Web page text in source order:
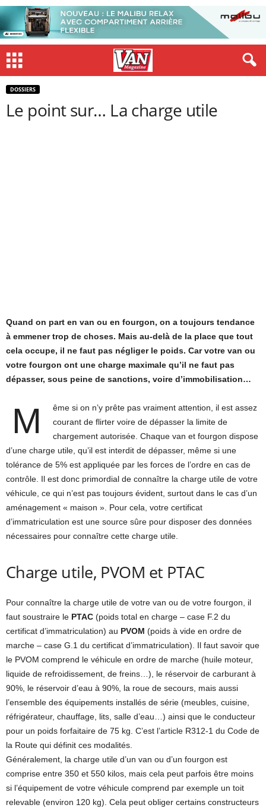
DOSSIERS
Le point sur… La charge utile
Quand on part en van ou en fourgon, on a toujours tendance
à emmener trop de choses. Mais au-delà de la place que tout
cela occupe, il ne faut pas négliger le poids. Car votre van ou
votre fourgon ont une charge maximale qu’il ne faut pas
dépasser, sous peine de sanctions, voire d’immobilisation…
M
ême si on n’y prête pas vraiment attention, il est assez
courant de flirter voire de dépasser la limite de
chargement autorisée. Chaque van et fourgon dispose
d’une charge utile, qu’il est interdit de dépasser, même si une
tolérance de 5% est appliquée par les forces de l’ordre en cas de
contrôle. Il est donc primordial de connaître la charge utile de votre
véhicule, ce qui n’est pas toujours évident, surtout dans le cas d’un
aménagement « maison ». Pour cela, votre certificat
d’immatriculation est une source sûre pour disposer des données
nécessaires pour connaître cette charge utile.
Charge utile, PVOM et PTAC
Pour connaître la charge utile de votre van ou de votre fourgon, il
faut soustraire le PTAC (poids total en charge – case F.2 du
certificat d’immatriculation) au PVOM (poids à vide en ordre de
marche – case G.1 du certificat d’immatriculation). Il faut savoir que
le PVOM comprend le véhicule en ordre de marche (huile moteur,
liquide de refroidissement, de freins…), le réservoir de carburant à
90%, le réservoir d’eau à 90%, la roue de secours, mais aussi
l’ensemble des équipements installés de série (meubles, cuisine,
réfrigérateur, chauffage, lits, salle d’eau…) ainsi que le conducteur
pour un poids forfaitaire de 75 kg. C’est l’article R312-1 du Code de
la Route qui définit ces modalités.
Généralement, la charge utile d’un van ou d’un fourgon est
comprise entre 350 et 550 kilos, mais cela peut parfois être moins
si l’équipement de votre véhicule comprend par exemple un toit
relevable (environ 120 kg). Cela peut obliger certains constructeurs